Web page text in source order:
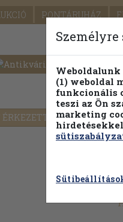
PONTÁRUHÁZ
Személyre
(1) weboldal
funkcionális
teszi az Ön
marketing